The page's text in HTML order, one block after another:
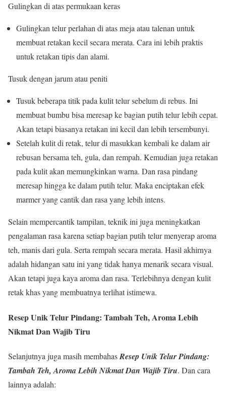
Gulingkan di atas permukaan keras
Gulingkan telur perlahan di atas meja atau talenan untuk
membuat retakan kecil secara merata. Cara ini lebih praktis
untuk retakan tipis dan alami.
Tusuk dengan jarum atau peniti
Tusuk beberapa titik pada kulit telur sebelum di rebus. Ini
membuat bumbu bisa meresap ke bagian putih telur lebih cepat.
Akan tetapi biasanya retakan ini kecil dan lebih tersembunyi.
Setelah kulit di retak, telur di masukkan kembali ke dalam air
rebusan bersama teh, gula, dan rempah. Kemudian juga retakan
pada kulit akan memungkinkan warna. Dan rasa pindang
meresap hingga ke dalam putih telur. Maka enciptakan efek
marmer yang cantik dan rasa yang lebih intens.
Selain mempercantik tampilan, teknik ini juga meningkatkan
pengalaman rasa karena setiap bagian putih telur menyerap aroma
teh, manis dari gula. Serta rempah secara merata. Hasil akhirnya
adalah hidangan satu ini yang tidak hanya menarik secara visual.
Akan tetapi juga kaya aroma dan rasa. Terlebihnya dengan kulit
retak khas yang membuatnya terlihat istimewa.
Resep Unik Telur Pindang: Tambah Teh, Aroma Lebih
Nikmat Dan Wajib Tiru
Selanjutnya juga masih membahasResep Unik Telur Pindang:
Tambah Teh, Aroma Lebih Nikmat Dan Wajib Tiru. Dan cara
lainnya adalah: